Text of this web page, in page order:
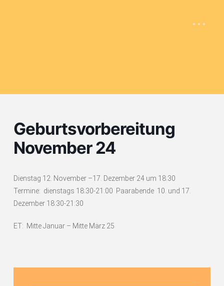
Geburtsvorbereitung
November 24
Dienstag 12. November –17. Dezember 24 um 18:30
Termine: dienstags 18:30-21:00 Paarabende 10. und 17.
Dezember 18:30-21:30
ET: Mitte Januar – Mitte März 25